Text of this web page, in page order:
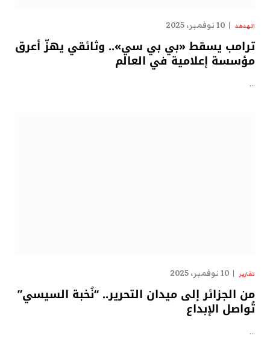
الهدهد 10 نوفمبر، 2025
ترامب يسقط «بي بي سي».. وثائقي يهزّ أعرق
مؤسسة إعلامية في العالم
…
تقارير 10 نوفمبر، 2025
من الجزائر إلى ميدان التحرير.. “نُخبة السيسي”
تُواصل الإبداع
…